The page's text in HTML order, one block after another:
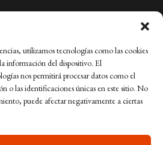
utilizamos tecnologías como las cookies
información del dispositivo. El
nos permitirá procesar datos como el
o las identificaciones únicas en este sitio. No
puede afectar negativamente a ciertas